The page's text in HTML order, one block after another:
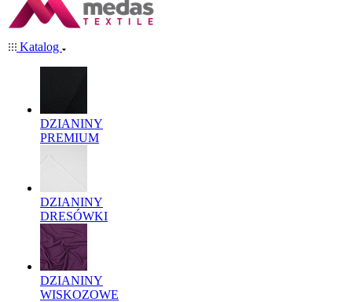
Katalog
DZIANINY
PREMIUM
DZIANINY
DRESÓWKI
DZIANINY
WISKOZOWE